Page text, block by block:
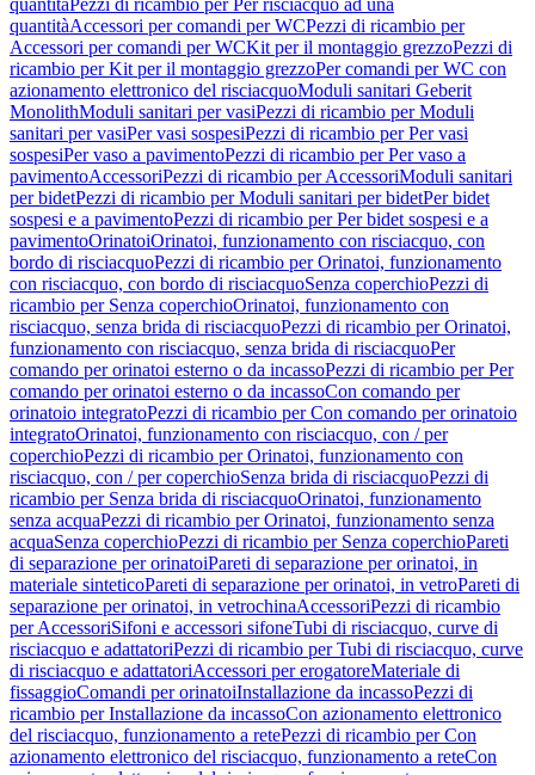
quantitàPezzi di ricambio per Per risciacquo ad una
quantitàAccessori per comandi per WCPezzi di ricambio per
Accessori per comandi per WCKit per il montaggio grezzoPezzi di
ricambio per Kit per il montaggio grezzoPer comandi per WC con
azionamento elettronico del risciacquoModuli sanitari Geberit
MonolithModuli sanitari per vasiPezzi di ricambio per Moduli
sanitari per vasiPer vasi sospesiPezzi di ricambio per Per vasi
sospesiPer vaso a pavimentoPezzi di ricambio per Per vaso a
pavimentoAccessoriPezzi di ricambio per AccessoriModuli sanitari
per bidetPezzi di ricambio per Moduli sanitari per bidetPer bidet
sospesi e a pavimentoPezzi di ricambio per Per bidet sospesi e a
pavimentoOrinatoiOrinatoi, funzionamento con risciacquo, con
bordo di risciacquoPezzi di ricambio per Orinatoi, funzionamento
con risciacquo, con bordo di risciacquoSenza coperchioPezzi di
ricambio per Senza coperchioOrinatoi, funzionamento con
risciacquo, senza brida di risciacquoPezzi di ricambio per Orinatoi,
funzionamento con risciacquo, senza brida di risciacquoPer
comando per orinatoi esterno o da incassoPezzi di ricambio per Per
comando per orinatoi esterno o da incassoCon comando per
orinatoio integratoPezzi di ricambio per Con comando per orinatoio
integratoOrinatoi, funzionamento con risciacquo, con / per
coperchioPezzi di ricambio per Orinatoi, funzionamento con
risciacquo, con / per coperchioSenza brida di risciacquoPezzi di
ricambio per Senza brida di risciacquoOrinatoi, funzionamento
senza acquaPezzi di ricambio per Orinatoi, funzionamento senza
acquaSenza coperchioPezzi di ricambio per Senza coperchioPareti
di separazione per orinatoiPareti di separazione per orinatoi, in
materiale sinteticoPareti di separazione per orinatoi, in vetroPareti di
separazione per orinatoi, in vetrochinaAccessoriPezzi di ricambio
per AccessoriSifoni e accessori sifoneTubi di risciacquo, curve di
risciacquo e adattatoriPezzi di ricambio per Tubi di risciacquo, curve
di risciacquo e adattatoriAccessori per erogatoreMateriale di
fissaggioComandi per orinatoiInstallazione da incassoPezzi di
ricambio per Installazione da incassoCon azionamento elettronico
del risciacquo, funzionamento a retePezzi di ricambio per Con
azionamento elettronico del risciacquo, funzionamento a reteCon